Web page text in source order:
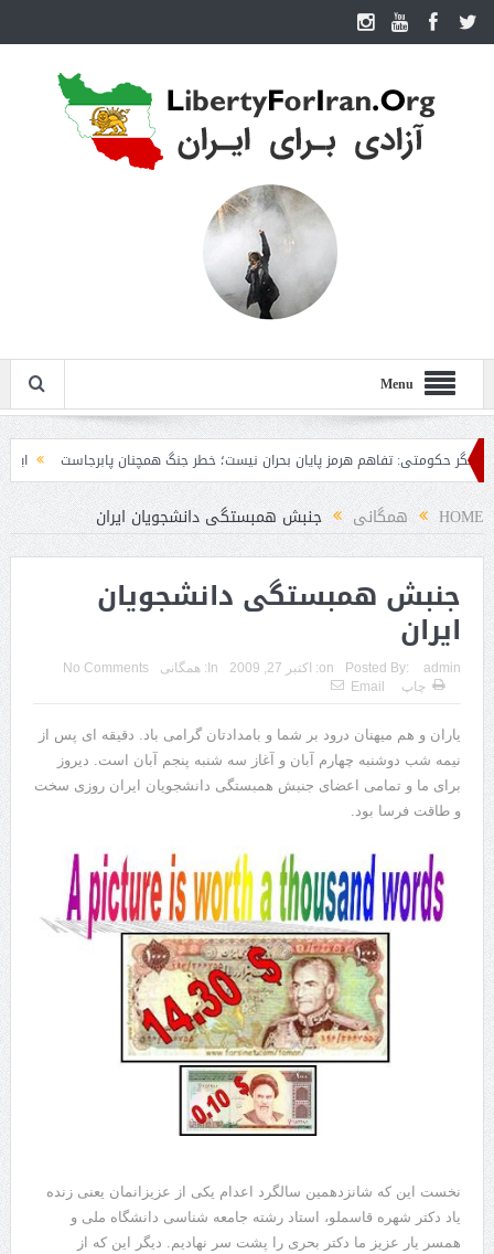
Menu
تفاهم هرمز پایان بحران نیست؛ خطر جنگ همچنان پابرجاست ایران؛ واکنش
HOME همگانی جنبش همبستگی دانشجویان ایران
جنبش همبستگی دانشجویان
ایران
Posted By: admin
on: اکتبر 27, 2009 In: همگانی
No Comments
چاپ
Email
یاران و هم میهنان درود بر شما و بامدادتان گرامی باد. دقیقه ای پس از
نیمه شب دوشنبه چهارم آبان و آغاز سه شنبه پنجم آبان است. دیروز
برای ما و تمامی اعضای جنبش همبستگی دانشجویان ایران روزی سخت
و طاقت فرسا بود.
نخست این که شانزدهمین سالگرد اعدام یکی از عزیزانمان یعنی زنده
یاد دکتر شهره قاسملو، استاد رشته جامعه شناسی دانشگاه ملی و
همسر یار عزیز ما دکتر بحری را پشت سر نهادیم. دیگر این که از